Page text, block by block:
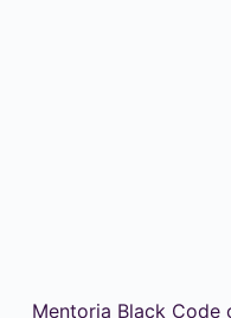
Mentoria Black Code